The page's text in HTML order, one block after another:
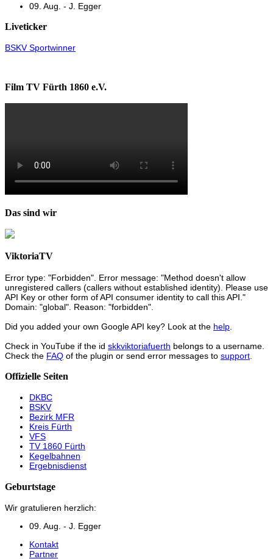
09. Aug. - J. Egger
Liveticker
BSKV Sportwinner
Film TV Fürth 1860 e.V.
Das sind wir
ViktoriaTV
Error type: "Forbidden". Error message: "Method doesn't allow
unregistered callers (callers without established identity). Please use
API Key or other form of API consumer identity to call this API."
Domain: "global". Reason: "forbidden".
Did you added your own Google API key? Look at the help
Check in YouTube if the id skkviktoriafuerth belongs to a username.
Check the FAQ of the plugin or send error messages to support
Offizielle Seiten
DKBC
BSKV
Bezirk MFR
Kreis Fürth
VFS
TV 1860 Fürth
Kegelbahnen
Ergebnisdienst
Geburtstage
Wir gratulieren herzlich:
09. Aug. - J. Egger
Kontakt
Partner